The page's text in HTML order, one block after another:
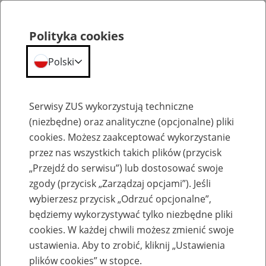
Emerytury
Baza zlikwidowanych lub
przekształconych zakładów pracy
Polityka cookies
Polski
Serwisy ZUS wykorzystują techniczne
(niezbędne) oraz analityczne (opcjonalne) pliki
cookies. Możesz zaakceptować wykorzystanie
przez nas wszystkich takich plików (przycisk
„Przejdź do serwisu”) lub dostosować swoje
zgody (przycisk „Zarządzaj opcjami”). Jeśli
wybierzesz przycisk „Odrzuć opcjonalne”,
będziemy wykorzystywać tylko niezbędne pliki
cookies. W każdej chwili możesz zmienić swoje
ustawienia. Aby to zrobić, kliknij „Ustawienia
plików cookies” w stopce.